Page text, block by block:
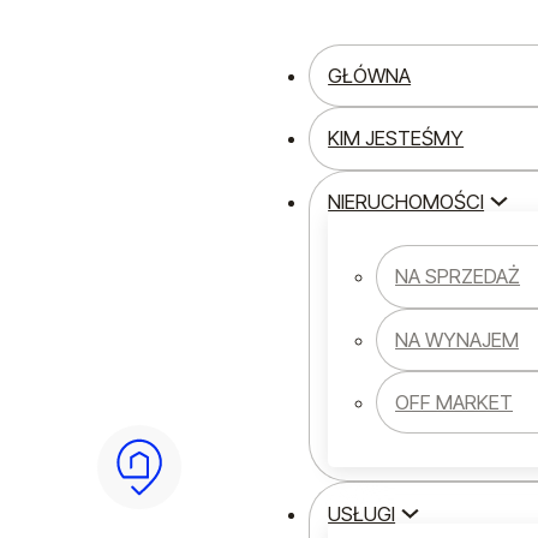
GŁÓWNA
KIM JESTEŚMY
NIERUCHOMOŚCI
NA SPRZEDAŻ
NA WYNAJEM
OFF MARKET
USŁUGI
Zakup
Zakup
Krakowie
cudzoziemca
podatki i